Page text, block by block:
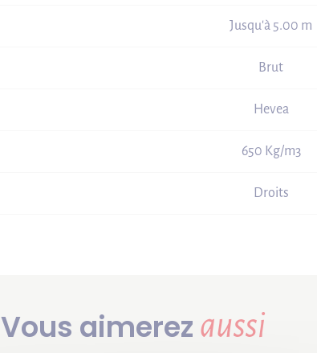
Jusqu'à 5.00 m
Brut
Hevea
650 Kg/m3
Droits
Vous aimerez aussi